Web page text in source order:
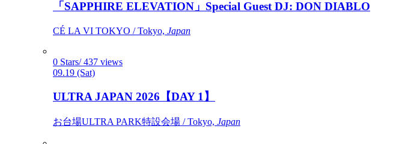
「SAPPHIRE ELEVATION」Special Guest DJ: DON DIABLO
CÉ LA VI TOKYO / Tokyo, Japan
0 Stars/ 437 views
09.19 (Sat)
ULTRA JAPAN 2026【DAY 1】
お台場ULTRA PARK特設会場 / Tokyo, Japan